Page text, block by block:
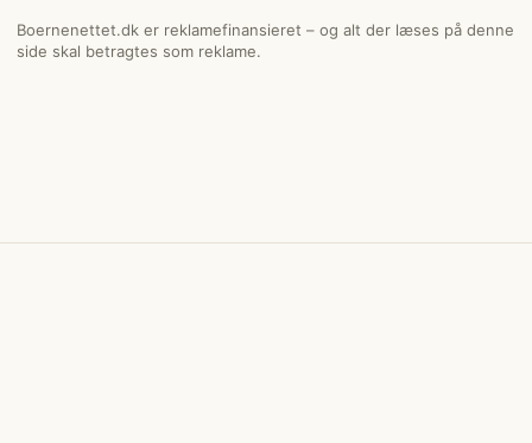
Boernenettet.dk er reklamefinansieret – og alt der læses på denne
side skal betragtes som reklame.